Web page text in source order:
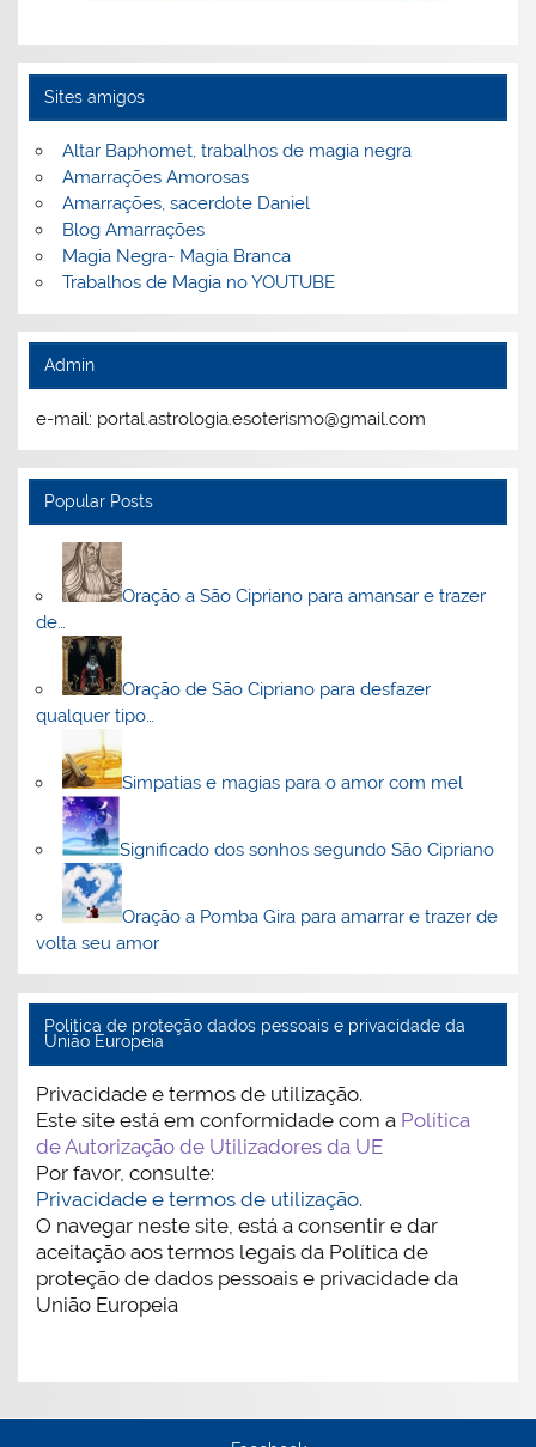
Sites amigos
Altar Baphomet, trabalhos de magia negra
Amarrações Amorosas
Amarrações, sacerdote Daniel
Blog Amarrações
Magia Negra- Magia Branca
Trabalhos de Magia no YOUTUBE
Admin
e-mail: portal.astrologia.esoterismo@gmail.com
Popular Posts
Oração a São Cipriano para amansar e trazer
de…
Oração de São Cipriano para desfazer
qualquer tipo…
Simpatias e magias para o amor com mel
Significado dos sonhos segundo São Cipriano
Oração a Pomba Gira para amarrar e trazer de
volta seu amor
Politica de proteção dados pessoais e privacidade da
União Europeia
Privacidade e termos de utilização.
Este site está em conformidade com a Política
de Autorização de Utilizadores da UE
Por favor, consulte:
Privacidade e termos de utilização.
O navegar neste site, está a consentir e dar
aceitação aos termos legais da Política de
proteção de dados pessoais e privacidade da
União Europeia